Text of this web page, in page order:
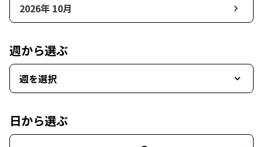
2026年 10月
週から選ぶ
週を選択
日から選ぶ